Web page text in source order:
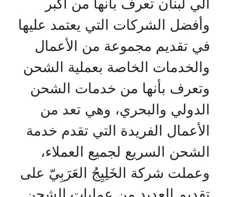
الي لبنان تعرف بأنها من أكبر
وأفضل الشركات التي يعتمد عليها
في تقديم مجموعة من الأعمال
والخدمات الخاصة بعملية الشحن
وتعرف بأنها من خدمات الشحن
الدولي والبحري، وهي تعد من
الأعمال الفريدة التي تقدم خدمة
الشحن السريع لجميع العملاء،
وعملت شركة الخَلِيِجُ العَرَبِيّ على